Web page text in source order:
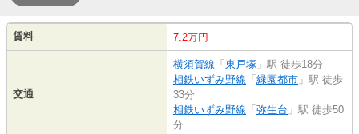
賃料 7.2万円
交通
横須賀線 「 東戸塚 」駅 徒歩18分
相鉄いずみ野線 「 緑園都市 」駅 徒歩
33分
相鉄いずみ野線 「 弥生台 」駅 徒歩50
分